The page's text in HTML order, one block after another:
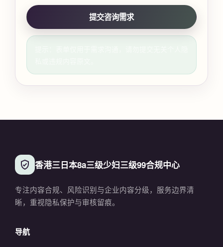
提交咨询需求
香港三日本8a三级少妇三级99合规中心
专注内容合规、风险识别与企业内容分级，服务边界清
晰，重视隐私保护与审核留痕。
导航